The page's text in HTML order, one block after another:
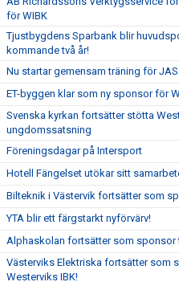
för WIBK
Tjustbygdens Sparbank blir
kommande två år!
Nu startar gemensam träning för
ET-byggen klar som ny sponsor för
Svenska kyrkan fortsätter stötta
ungdomssatsning
Föreningsdagar på Intersport
Hotell Fängelset utökar sitt
Bilteknik i Västervik fortsätter som
YTA blir ett färgstarkt nyförvärv!
Alphaskolan fortsätter som sponsor
Västerviks Elektriska fortsätter som
Westerviks IBK!